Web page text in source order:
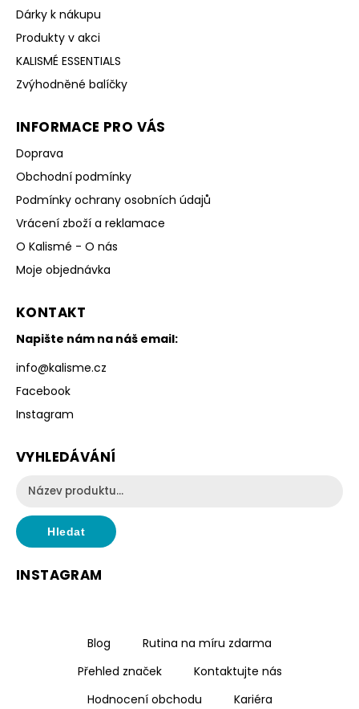
Dárky k nákupu
Produkty v akci
KALISMÉ ESSENTIALS
Zvýhodněné balíčky
INFORMACE PRO VÁS
Doprava
Obchodní podmínky
Podmínky ochrany osobních údajů
Vrácení zboží a reklamace
O Kalismé - O nás
Moje objednávka
KONTAKT
Napište nám na náš email:
info@kalisme.cz
Facebook
Instagram
VYHLEDÁVÁNÍ
Hledat
INSTAGRAM
Blog
Rutina na míru zdarma
Přehled značek
Kontaktujte nás
Hodnocení obchodu
Kariéra